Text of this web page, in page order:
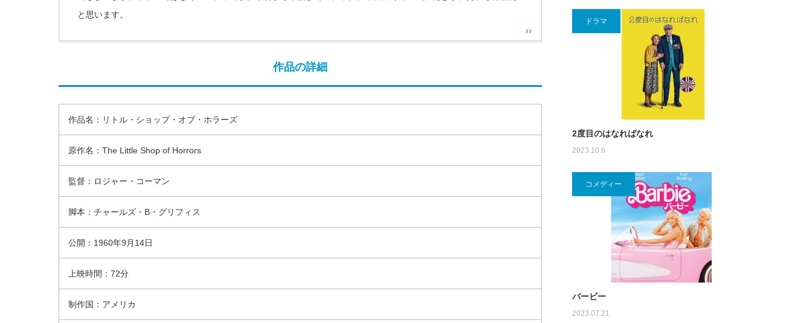
と思います。
作品の詳細
作品名：リトル・ショップ・オブ・ホラーズ
原作名：The Little Shop of Horrors
監督：ロジャー・コーマン
脚本：チャールズ・B・グリフィス
公開：1960年9月14日
上映時間：72分
制作国：アメリカ
ドラマ
2度目のはなればなれ
2023.10.6
コメディー
バービー
2023.07.21